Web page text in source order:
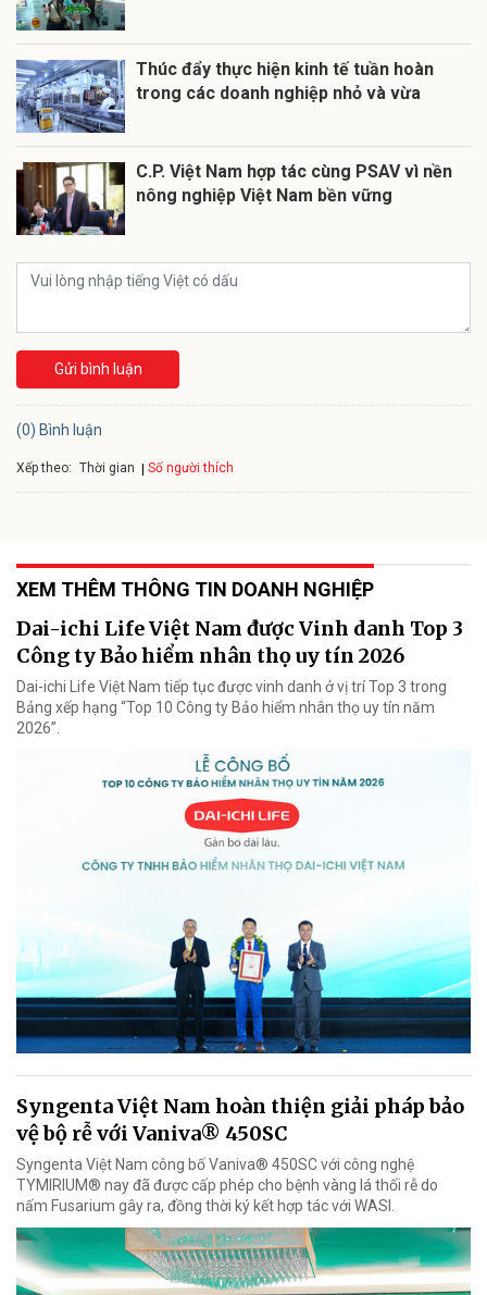
Thúc đẩy thực hiện kinh tế tuần hoàn
trong các doanh nghiệp nhỏ và vừa
C.P. Việt Nam hợp tác cùng PSAV vì nền
nông nghiệp Việt Nam bền vững
Gửi bình luận
(0) Bình luận
Xếp theo: Thời gian Số người thích
XEM THÊM THÔNG TIN DOANH NGHIỆP
Dai-ichi Life Việt Nam được Vinh danh Top 3
Công ty Bảo hiểm nhân thọ uy tín 2026
Dai-ichi Life Việt Nam tiếp tục được vinh danh ở vị trí Top 3 trong
Bảng xếp hạng “Top 10 Công ty Bảo hiểm nhân thọ uy tín năm
2026”.
Syngenta Việt Nam hoàn thiện giải pháp bảo
vệ bộ rễ với Vaniva® 450SC
Syngenta Việt Nam công bố Vaniva® 450SC với công nghệ
TYMIRIUM® nay đã được cấp phép cho bệnh vàng lá thối rễ do
nấm Fusarium gây ra, đồng thời ký kết hợp tác với WASI.